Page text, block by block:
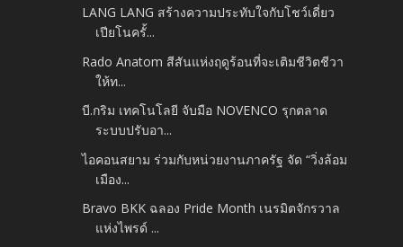
LANG LANG สร้างความประทับใจกับโชว์เดี่ยว
เปียโนครั้...
Rado Anatom สีสันแห่งฤดูร้อนที่จะเติมชีวิตชีวา
ให้ท...
บี.กริม เทคโนโลยี จับมือ NOVENCO รุกตลาด
ระบบปรับอา...
ไอคอนสยาม ร่วมกับหน่วยงานภาครัฐ จัด “วิ่งล้อม
เมือง...
Bravo BKK ฉลอง Pride Month เนรมิตจักรวาล
แห่งไพรด์ ...